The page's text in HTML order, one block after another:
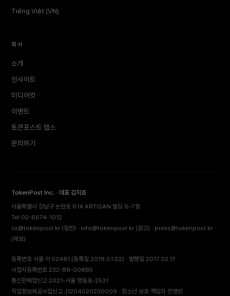
Tiếng Việt (VN)
회사
소개
인사이트
미디어킷
이벤트
토큰포스트 랩스
문의하기
TokenPost Inc. · 대표 김지호
서울특별시 강남구 논현로 614 ARTISAN 빌딩 6–7층
Tel 02-6674-1012
cs@tokenpost.kr (일반) · info@tokenpost.kr (광고) · press@tokenpost.kr
(제보)
등록번호 서울 아 52481 (등록일 2018.01.02) · 발행일 2017.02.17
사업자등록번호 232-88-00885
통신판매업신고 2021-서울 영등포-2531
직업정보제공사업신고 J1204020230009 · 청소년 보호 책임자 전영빈